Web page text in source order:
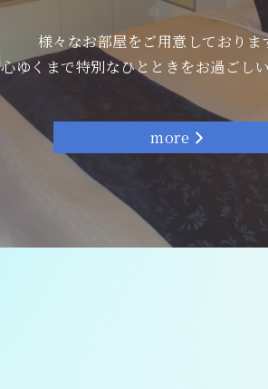
様々なお部屋をご用意しておりま
心ゆくまで特別なひとときをお過ごし
more